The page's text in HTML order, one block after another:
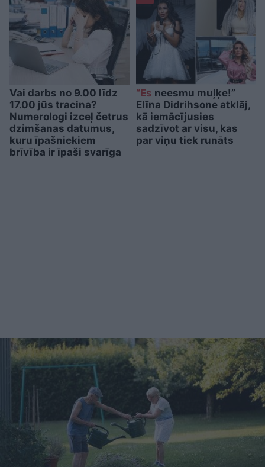
Vai darbs no 9.00 līdz
17.00 jūs tracina?
Numerologi izceļ četrus
dzimšanas datumus,
kuru īpašniekiem
brīvība ir īpaši svarīga
“Es neesmu muļķe!”
Elīna Didrihsone atklāj,
kā iemācījusies
sadzīvot ar visu, kas
par viņu tiek runāts